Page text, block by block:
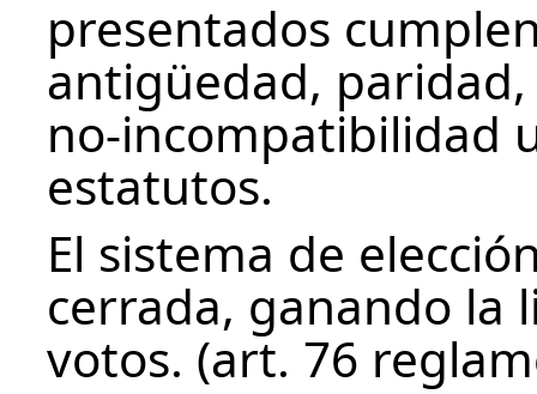
presentados
antigüedad,
no-incompatibilidad
estatutos.
El sistema de
cerrada, ganando la
votos. (art. 76